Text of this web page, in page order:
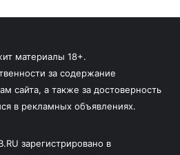
материалы 18+.
за содержание
сайта, а также за достоверность
в рекламных объявлениях.
зарегистрировано в